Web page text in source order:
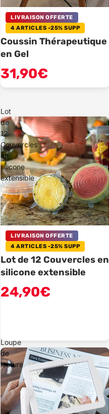
LIVRAISON OFFERTE
4 ARTICLES -25% SUPP
Coussin Thérapeutique
en Gel
31,90€
Lot
de
12
Couvercles
en
silicone
extensible
LIVRAISON OFFERTE
4 ARTICLES -25% SUPP
Lot de 12 Couvercles en
silicone extensible
24,90€
Loupe
de
lecture